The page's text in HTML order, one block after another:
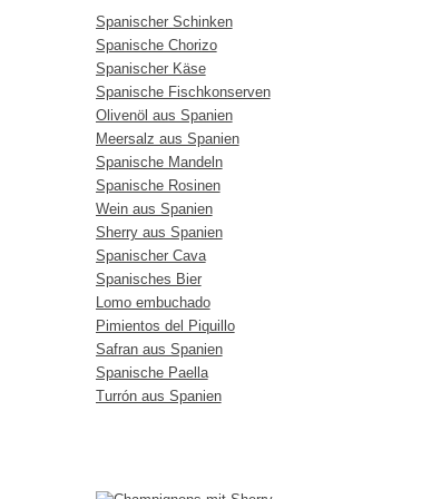
Spanischer Schinken
Spanische Chorizo
Spanischer Käse
Spanische Fischkonserven
Olivenöl aus Spanien
Meersalz aus Spanien
Spanische Mandeln
Spanische Rosinen
Wein aus Spanien
Sherry aus Spanien
Spanischer Cava
Spanisches Bier
Lomo embuchado
Pimientos del Piquillo
Safran aus Spanien
Spanische Paella
Turrón aus Spanien